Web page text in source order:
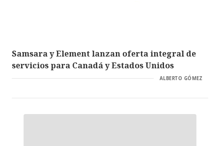
Samsara y Element lanzan oferta integral de
servicios para Canadá y Estados Unidos
ALBERTO GÓMEZ